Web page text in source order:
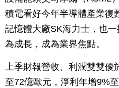
積電看好今年半導體產業復
記憶體大廠SK海力士，也
為成長，成為業界焦點。
上季財報營收、利潤雙雙優
至72億歐元，淨利年增9%